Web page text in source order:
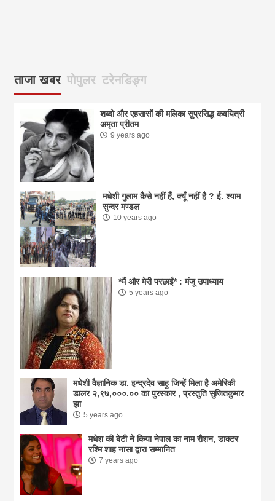
ताजा खबर पोपुलर टरेनडिङ्ग
शब्दो और एहसासों की मलिका सुप्रसिद्ध कवयित्री
अमृता प्रीतम
9 years ago
मधेशी गुलाम कैसे नहीं हैं, क्यूँ नहीं है ? ई. श्याम
सुन्दर मण्डल
10 years ago
*मैं और मेरी परछाईं* : मंजू उपाध्याय
5 years ago
मधेशी वैज्ञानिक डा. इन्द्रदेव साहु जिन्हें मिला है अमेरिकी
डालर २,९७,०००.०० का पुरस्कार , प्रस्तुति सुजितकुमार
झा
5 years ago
मधेश की बेटी ने किया नेपाल का नाम राैशन, डाक्टर
रश्मि शाह नासा द्वारा सम्मानित
7 years ago